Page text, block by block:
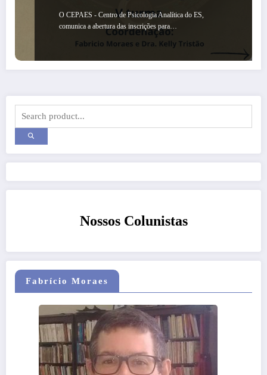
O CEPAES - Centro de Psicologia Analítica do ES,
comunica a abertura das inscrições para…
Nossos Colunistas
Fabrício Moraes